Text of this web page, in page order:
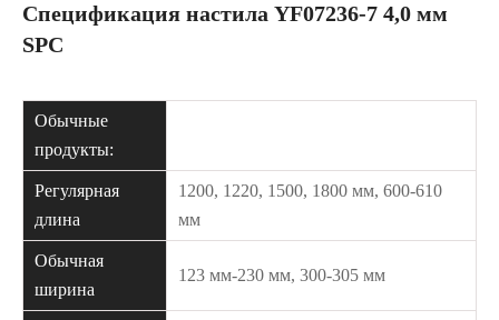
Спецификация настила YF07236-7 4,0 мм
SPC
Обычные
продукты:
Регулярная
длина
1200, 1220, 1500, 1800 мм, 600-610
мм
Обычная
ширина
123 мм-230 мм, 300-305 мм